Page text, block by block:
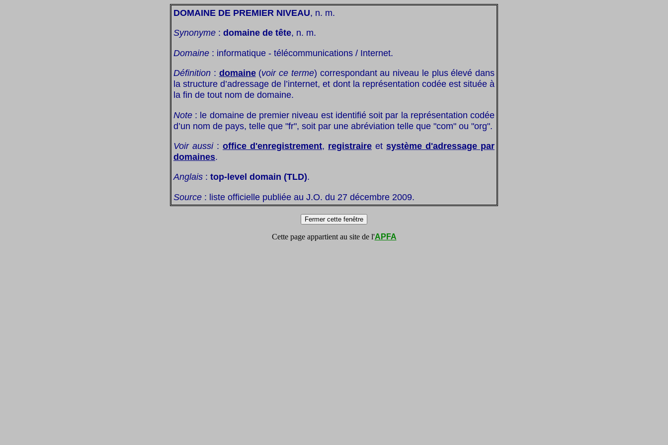
DOMAINE DE PREMIER NIVEAU, n. m.
Synonyme : domaine de tête, n. m.
Domaine : informatique - télécommunications / Internet.
Définition : domaine(voir ce terme) correspondant au niveau le plus élevé dans
la structure d’adressage de l’internet, et dont la représentation codée est située à
la fin de tout nom de domaine.
Note : le domaine de premier niveau est identifié soit par la représentation codée
d’un nom de pays, telle que "fr", soit par une abréviation telle que "com" ou "org".
Voir aussi: office d'enregistrement, registraire et système d'adressage par
domaines.
Anglais : top-level domain (TLD).
Source : liste officielle publiée au J.O. du 27 décembre 2009.
Cette page appartient au site de l'APFA